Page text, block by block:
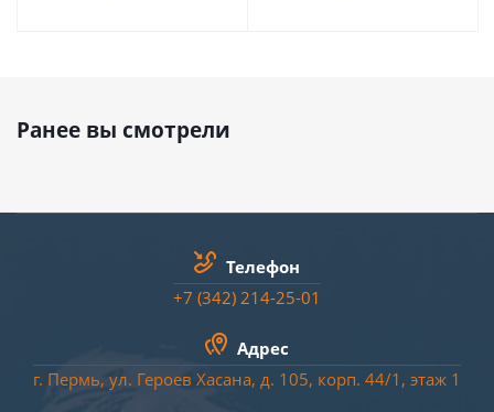
Ранее вы смотрели
Телефон
+7 (342) 214-25-01
Адрес
г. Пермь, ул. Героев Хасана, д. 105, корп. 44/1 , этаж 1